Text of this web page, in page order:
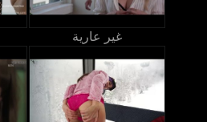
غير عارية